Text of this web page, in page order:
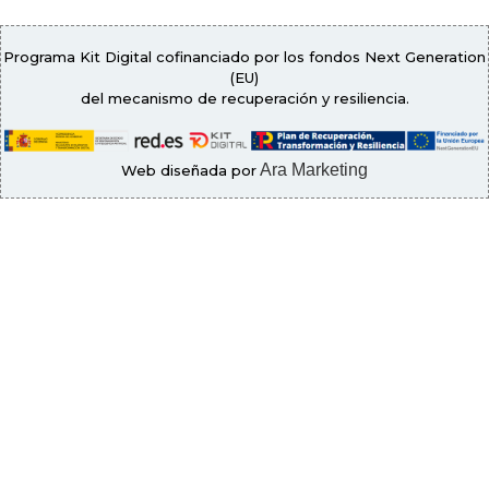
Programa Kit Digital cofinanciado por los fondos Next Generation
(EU)
del mecanismo de recuperación y resiliencia.
Web diseñada porAra Marketing